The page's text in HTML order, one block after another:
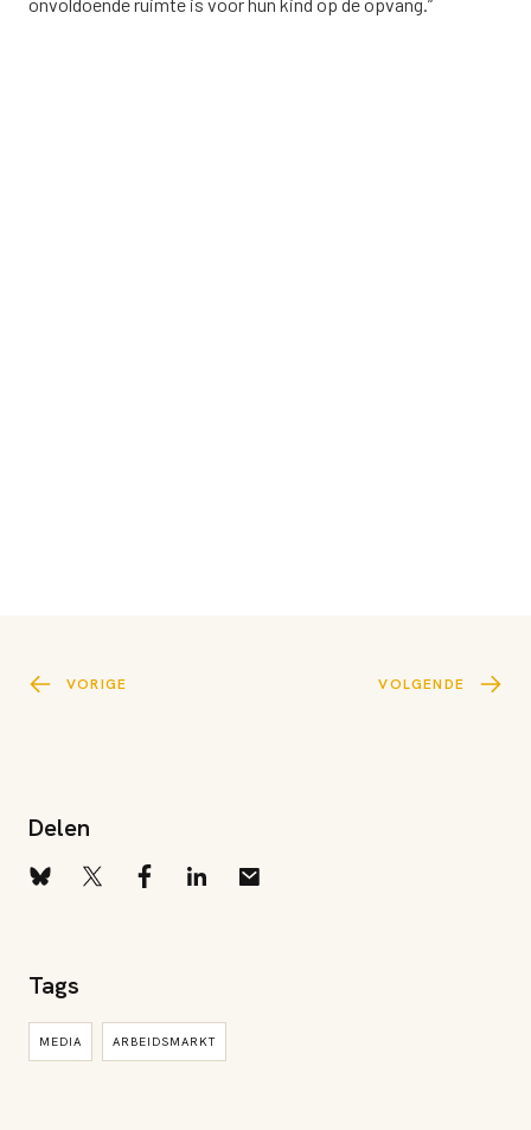
VORIGE VOLGENDE
Delen
Tags
MEDIA ARBEIDSMARKT